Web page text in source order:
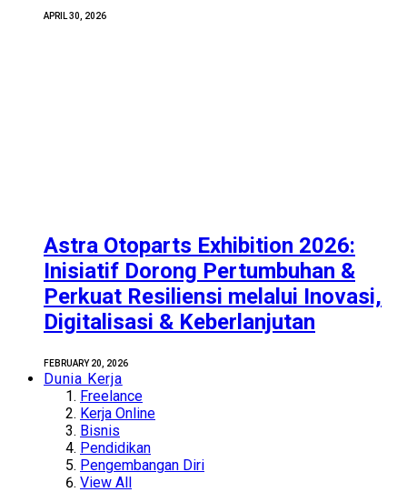
APRIL 30, 2026
Astra Otoparts Exhibition 2026:
Inisiatif Dorong Pertumbuhan &
Perkuat Resiliensi melalui Inovasi,
Digitalisasi & Keberlanjutan
FEBRUARY 20, 2026
Dunia Kerja
Freelance
Kerja Online
Bisnis
Pendidikan
Pengembangan Diri
View All